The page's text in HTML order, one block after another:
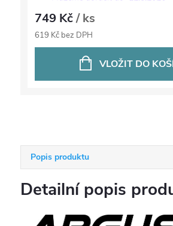
749 Kč/ ks
619 Kč bez DPH
VLOŽIT DO
Popis produktu
Detailní popis